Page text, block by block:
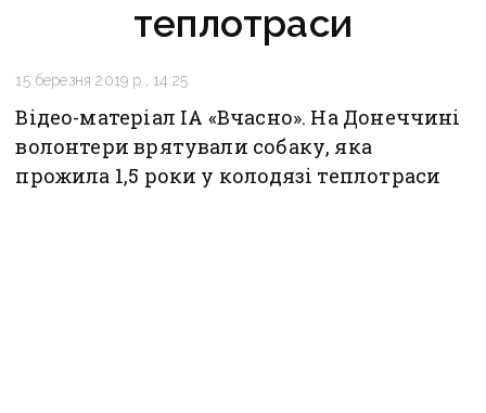
теплотраси
15 березня 2019 р., 14:25
Відео-матеріал ІА «Вчасно». На Донеччині
волонтери врятували собаку, яка
прожила 1,5 роки у колодязі теплотраси